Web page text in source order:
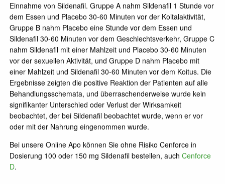
Einnahme von Sildenafil. Gruppe A nahm Sildenafil 1 Stunde vor
dem Essen und Placebo 30-60 Minuten vor der Koitalaktivität,
Gruppe B nahm Placebo eine Stunde vor dem Essen und
Sildenafil 30-60 Minuten vor dem Geschlechtsverkehr, Gruppe C
nahm Sildenafil mit einer Mahlzeit und Placebo 30-60 Minuten
vor der sexuellen Aktivität, und Gruppe D nahm Placebo mit
einer Mahlzeit und Sildenafil 30-60 Minuten vor dem Koitus. Die
Ergebnisse zeigten die positive Reaktion der Patienten auf alle
Behandlungsschemata, und überraschenderweise wurde kein
signifikanter Unterschied oder Verlust der Wirksamkeit
beobachtet, der bei Sildenafil beobachtet wurde, wenn er vor
oder mit der Nahrung eingenommen wurde.
Bei unsere Online Apo können Sie ohne Risiko Cenforce in
Dosierung 100 oder 150 mg Sildenafil bestellen, auch Cenforce
D.